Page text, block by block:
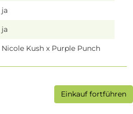
ja
ja
Nicole Kush x Purple Punch
Einkauf fortführen